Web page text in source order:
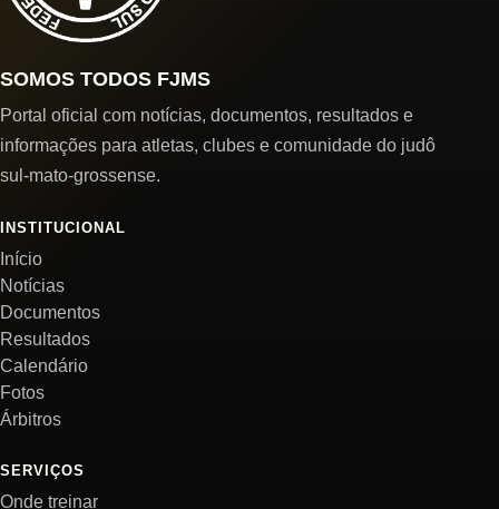
SOMOS TODOS FJMS
Portal oficial com notícias, documentos, resultados e
informações para atletas, clubes e comunidade do judô
sul-mato-grossense.
INSTITUCIONAL
Início
Notícias
Documentos
Resultados
Calendário
Fotos
Árbitros
SERVIÇOS
Onde treinar